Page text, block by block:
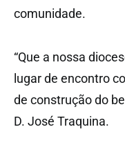
comunidade.
“Que a nossa
lugar de encontro
de construção do
D. José Traquina.